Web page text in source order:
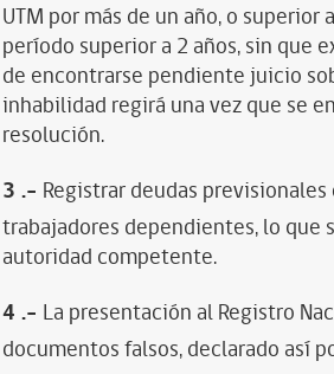
UTM por más de un año, o
período superior a 2 años, sin que
de encontrarse pendiente juicio
inhabilidad regirá una vez que se
resolución.
3 .- Registrar deudas
trabajadores dependientes, lo
autoridad competente.
4 .- La presentación al Registro
documentos falsos, declarado así